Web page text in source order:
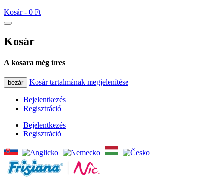
Kosár - 0 Ft
Kosár
A kosara még üres
bezár Kosár tartalmának megjelenítése
Bejelentkezés
Regisztráció
Bejelentkezés
Regisztráció